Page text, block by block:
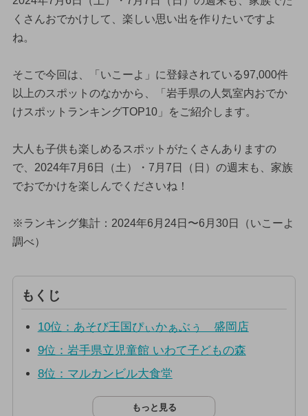
くさんおでかけして、楽しい思い出を作りたいですよ
ね。
そこで今回は、「いこーよ」に登録されている97,000件
以上のスポットのなかから、「岩手県の人気室内おでか
けスポットランキングTOP10」をご紹介します。
大人も子供も楽しめるスポットがたくさんありますの
で、2024年7月6日（土）・7月7日（日）の週末も、家族
でおでかけを楽しんでくださいね！
※ランキング集計：2024年6月24日〜6月30日（いこーよ
調べ）
もくじ
10位：あそび王国ぴぃかぁぶぅ 盛岡店
9位：岩手県立児童館 いわて子どもの森
8位：マルカンビル大食堂
もっと見る